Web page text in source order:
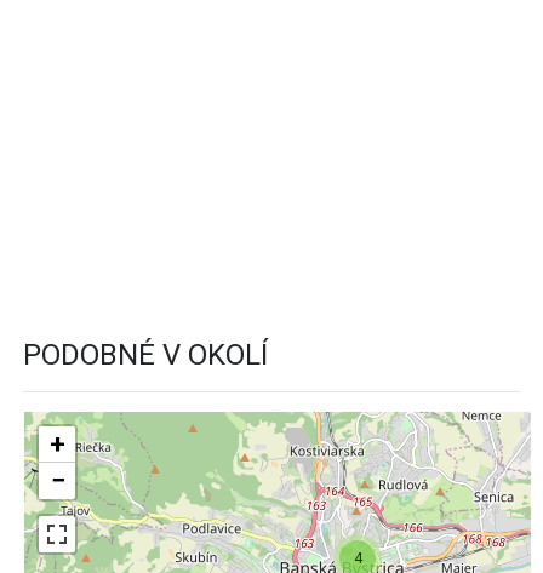
PODOBNÉ V OKOLÍ
4
+
−